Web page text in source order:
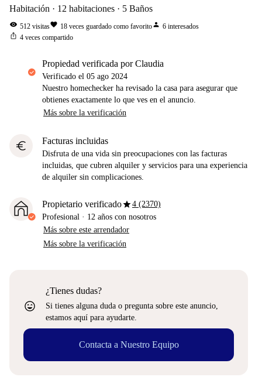
Habitación 12 habitaciones 5 Baños
visibility 512 visitasfavorite 18 veces guardado como favoritoperson 6 interesados
ios_share 4 veces compartido
propiedad verificada por Claudia
Verificado el 05 ago 2024
Nuestro homechecker ha revisado la casa para asegurar que
obtienes exactamente lo que ves en el anuncio.
Más sobre la verificación
euro Facturas incluidas
Disfruta de una vida sin preocupaciones con las facturas
incluidas, que cubren alquiler y servicios para una experiencia
de alquiler sin complicaciones.
Propietario verificadostar4 (2370)
Profesional · 12 años con nosotros
Más sobre este arrendador
Más sobre la verificación
sentiment_very_satisfied
¿Tienes dudas?
Si tienes alguna duda o pregunta sobre este anuncio,
estamos aquí para ayudarte.
Contacta a Nuestro Equipo